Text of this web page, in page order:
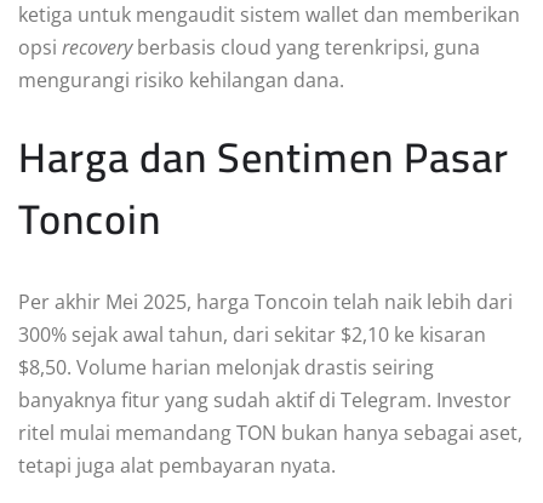
ketiga untuk mengaudit sistem wallet dan memberikan
opsi recoveryberbasis cloud yang terenkripsi, guna
mengurangi risiko kehilangan dana.
Harga dan Sentimen Pasar
Toncoin
Per akhir Mei 2025, harga Toncoin telah naik lebih dari
300% sejak awal tahun, dari sekitar $2,10 ke kisaran
$8,50. Volume harian melonjak drastis seiring
banyaknya fitur yang sudah aktif di Telegram. Investor
ritel mulai memandang TON bukan hanya sebagai aset,
tetapi juga alat pembayaran nyata.